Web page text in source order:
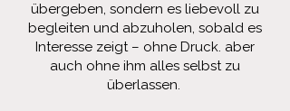
übergeben, sondern es liebevoll zu
begleiten und abzuholen, sobald es
Interesse zeigt – ohne Druck. aber
auch ohne ihm alles selbst zu
überlassen.